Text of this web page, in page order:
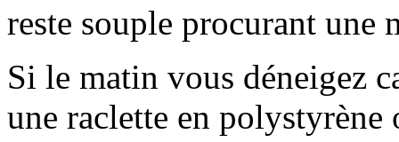
reste souple procurant une
Si le matin vous déneigez
une raclette en